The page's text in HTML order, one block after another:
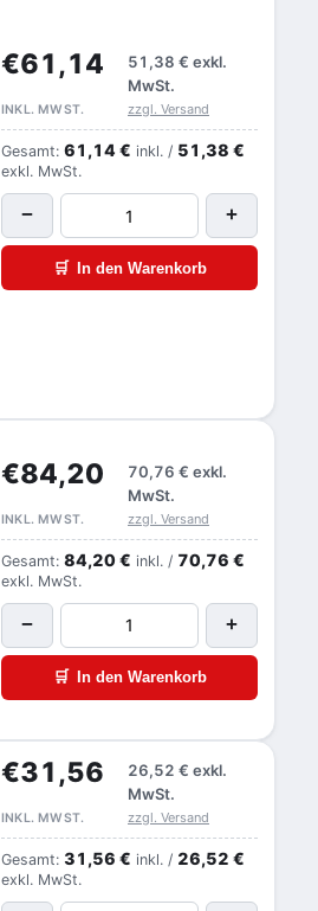
€61,14 51,38 € exkl.
MwSt.
INKL. MWST. zzgl. Versand
Gesamt: 61,14 € inkl. / 51,38 €
exkl. MwSt.
− +
🛒 In den Warenkorb
€84,20 70,76 € exkl.
MwSt.
INKL. MWST. zzgl. Versand
Gesamt: 84,20 € inkl. / 70,76 €
exkl. MwSt.
− +
🛒 In den Warenkorb
€31,56 26,52 € exkl.
MwSt.
INKL. MWST. zzgl. Versand
Gesamt: 31,56 € inkl. / 26,52 €
exkl. MwSt.